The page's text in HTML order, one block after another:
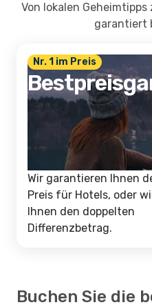
Von lokalen
garantiert
Nr. 1 im Preis
Wir garantieren Ihnen
Preis für Hotels, oder
Ihnen den doppelten
Differenzbetrag.
Buchen Sie die